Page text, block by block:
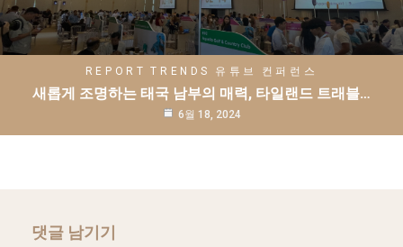
REPORT TRENDS 유튜브 컨퍼런스
새롭게 조명하는 태국 남부의 매력, 타일랜드 트래블…
6월 18, 2024
댓글 남기기